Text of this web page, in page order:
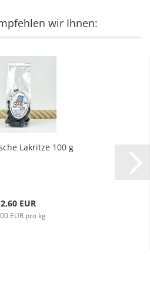
wir Ihnen:
Lakritze 100 g
2,60 EUR
EUR pro kg